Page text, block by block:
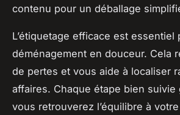
contenu pour un déballage
L’étiquetage efficace est essentiel
déménagement en douceur. Cela
de pertes et vous aide à localiser
affaires. Chaque étape bien suivie
vous retrouverez l’équilibre à